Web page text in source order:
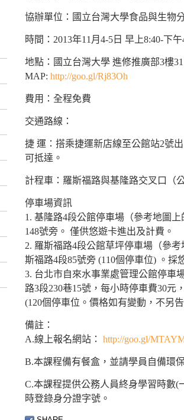
協辦單位：國立台灣大學食品與生物
時間：2013年11月4-5日 早上8:40-下午
地點：國立台灣大學 進修推廣部3樓
MAP: http://goo.gl/Rj83Oh
費用：全程免費
交通路線：
捷 運：搭乘捷運新店線至公館站2號
可抵達。
計程車：羅斯福路與基隆路交叉口（
停車場資訊
1. 基隆路4段公館停車場（參考地圖
148號旁。 僅供悠遊卡進出及計費。
2. 羅斯福路4段公館草坪停車場（參
斯福路4段85號旁 (110個停車位) 。採
3. 台北市自來水事業處管理公館停車
路3段230巷15號，每小時停車費30元
(120個停車位。價格如有變動，不另
備註：
A.線上報名網站： http://goo.gl/
B.本課程備有餐盒，並請學員自備環
C.本課程提供公務人員終身學習時數(
時登錄身分證字號。